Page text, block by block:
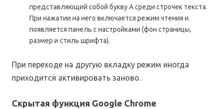
представляющий собой букву А среди строчек текста.
При нажатии на него включается режим чтения и
появляется панель с настройками (фон страницы,
размер и стиль шрифта).
При переходе на другую вкладку режим иногда
приходится активировать заново.
Скрытая функция Google Chrome